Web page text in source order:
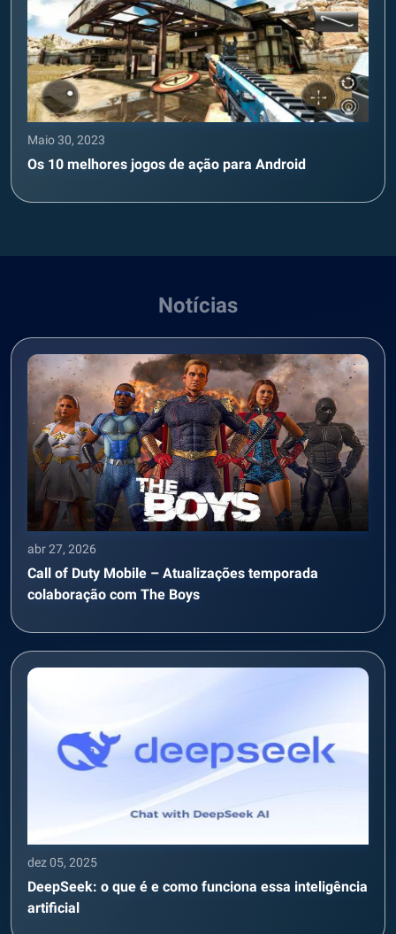
Maio 30, 2023
Os 10 melhores jogos de ação para Android
Notícias
abr 27, 2026
Call of Duty Mobile – Atualizações temporada
colaboração com The Boys
dez 05, 2025
DeepSeek: o que é e como funciona essa inteligência
artificial